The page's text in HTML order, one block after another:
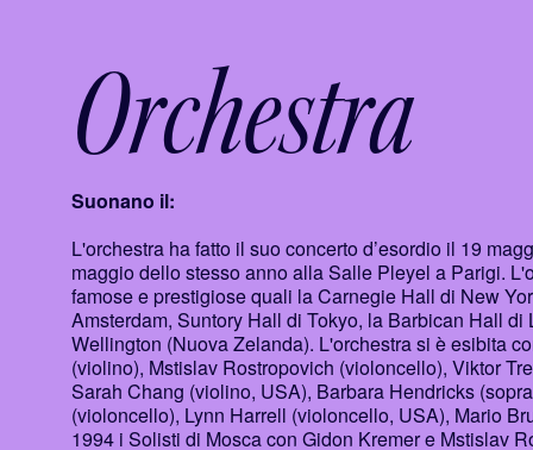
Orchestra
Suonano il:
L'orchestra ha fatto il suo concerto d’esordio il 19
maggio dello stesso anno alla Salle Pleyel a Parigi.
famose e prestigiose quali la Carnegie Hall di New
Amsterdam, Suntory Hall di Tokyo, la Barbican Hall
Wellington (Nuova Zelanda). L'orchestra si è esibita
(violino), Mstislav Rostropovich (violoncello), Viktor
Sarah Chang (violino, USA), Barbara Hendricks
(violoncello), Lynn Harrell (violoncello, USA), Mario
1994 i Solisti di Mosca con Gidon Kremer e Mstislav